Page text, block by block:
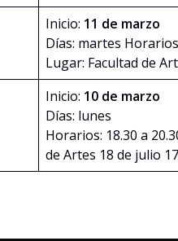
Inicio: 11 de marzo
Días: martes
Lugar: Facultad de
Inicio: 10 de marzo
Días: lunes
Horarios: 18.30 a
de Artes 18 de julio